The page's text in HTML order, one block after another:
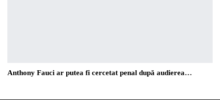
Anthony Fauci ar putea fi cercetat penal după audierea…